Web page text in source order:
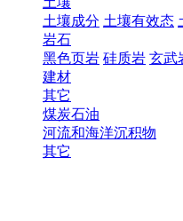
土壤成分 土壤有效态
岩石
黑色页岩 硅质岩 玄武
建材
其它
煤炭石油
河流和海洋沉积物
其它